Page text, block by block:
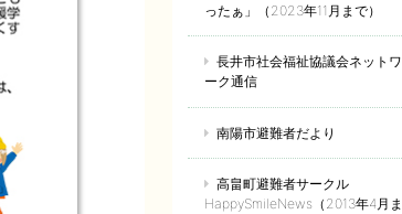
ったぁ」（2023年11月まで）
長井市社会福祉協議会ネットワ
ーク通信
南陽市避難者だより
高畠町避難者サークル
HappySmileNews（2013年4月ま